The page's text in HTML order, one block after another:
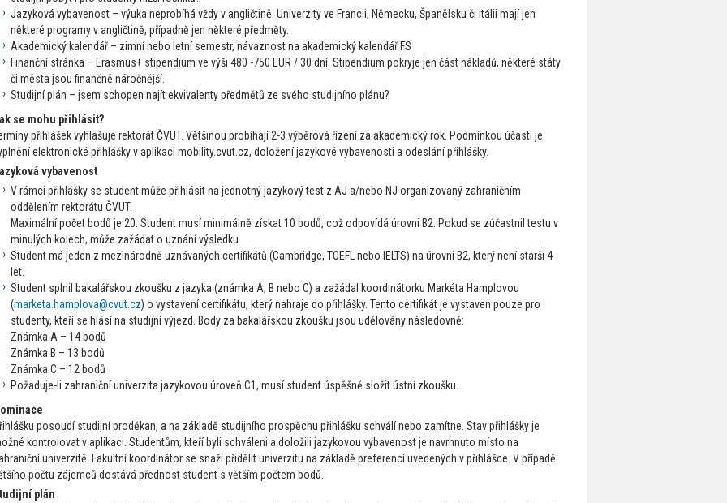
Jazyková vybavenost – výuka neprobíhá vždy v angličtině. Univerzity ve Francii, Německu, Španělsku či Itálii mají jen
některé programy v angličtině, případně jen některé předměty.
Akademický kalendář – zimní nebo letní semestr, návaznost na akademický kalendář FS
Finanční stránka – Erasmus+ stipendium ve výši 480 -750 EUR / 30 dní. Stipendium pokryje jen část nákladů, některé státy
či města jsou finančně náročnější.
Studijní plán – jsem schopen najít ekvivalenty předmětů ze svého studijního plánu?
se mohu přihlásit?
přihlášek vyhlašuje rektorát ČVUT. Většinou probíhají 2-3 výběrová řízení za akademický rok. Podmínkou účasti je
elektronické přihlášky v aplikaci mobility.cvut.cz, doložení jazykové vybavenosti a odeslání přihlášky.
vybavenost
V rámci přihlášky se student může přihlásit na jednotný jazykový test z AJ a/nebo NJ organizovaný zahraničním
oddělením rektorátu ČVUT.
Maximální počet bodů je 20. Student musí minimálně získat 10 bodů, což odpovídá úrovni B2. Pokud se zúčastnil testu v
minulých kolech, může zažádat o uznání výsledku.
Student má jeden z mezinárodně uznávaných certifikátů (Cambridge, TOEFL nebo IELTS) na úrovni B2, který není starší 4
let.
Student splnil bakalářskou zkoušku z jazyka (známka A, B nebo C) a zažádal koordinátorku Markéta Hamplovou
(marketa.hamplova@cvut.cz) o vystavení certifikátu, který nahraje do přihlášky. Tento certifikát je vystaven pouze pro
studenty, kteří se hlásí na studijní výjezd. Body za bakalářskou zkoušku jsou udělovány následovně:
Známka A – 14 bodů
Známka B – 13 bodů
Známka C – 12 bodů
Požaduje-li zahraniční univerzita jazykovou úroveň C1, musí student úspěšně složit ústní zkoušku.
posoudí studijní proděkan, a na základě studijního prospěchu přihlášku schválí nebo zamítne. Stav přihlášky je
kontrolovat v aplikaci. Studentům, kteří byli schváleni a doložili jazykovou vybavenost je navrhnuto místo na
univerzitě. Fakultní koordinátor se snaží přidělit univerzitu na základě preferencí uvedených v přihlášce. V případě
počtu zájemců dostává přednost student s větším počtem bodů.
plán